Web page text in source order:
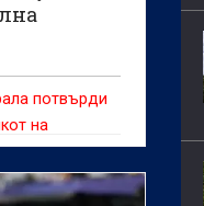
потвърди
на